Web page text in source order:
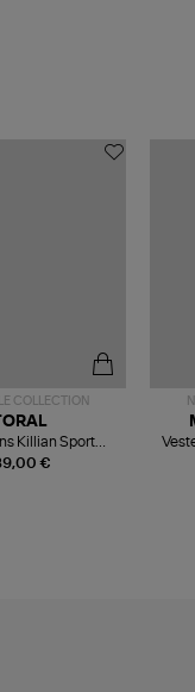
COLLECTION
€
Killian Sport